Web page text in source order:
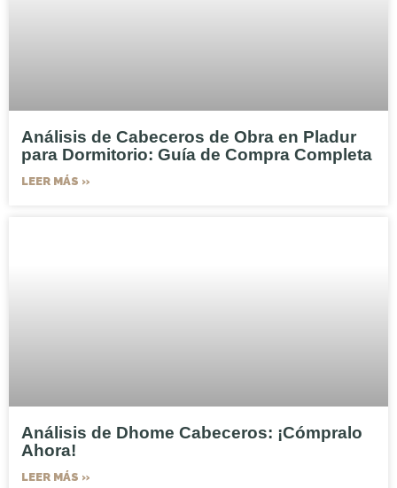
Análisis de Cabeceros de Obra en Pladur
para Dormitorio: Guía de Compra Completa
LEER MÁS »
Análisis de Dhome Cabeceros: ¡Cómpralo
Ahora!
LEER MÁS »